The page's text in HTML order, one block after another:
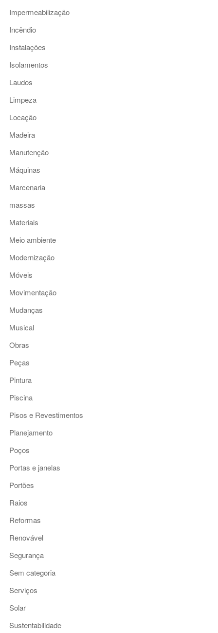
Impermeabilização
Incêndio
Instalações
Isolamentos
Laudos
Limpeza
Locação
Madeira
Manutenção
Máquinas
Marcenaria
massas
Materiais
Meio ambiente
Modernização
Móveis
Movimentação
Mudanças
Musical
Obras
Peças
Pintura
Piscina
Pisos e Revestimentos
Planejamento
Poços
Portas e janelas
Portões
Raios
Reformas
Renovável
Segurança
Sem categoria
Serviços
Solar
Sustentabilidade